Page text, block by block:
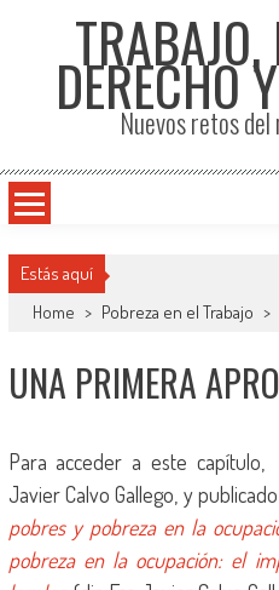
DERECHO
Nuevos retos
Estás aquí
Home > Pobreza en el Trabajo >
UNA PRIMERA
Para acceder a este
Javier Calvo Gallego, y
pobres y pobreza en la
pobreza en la ocupación: el